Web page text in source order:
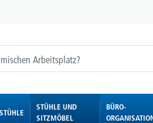
STÜHLE UND
SITZMÖBEL
BÜRO-